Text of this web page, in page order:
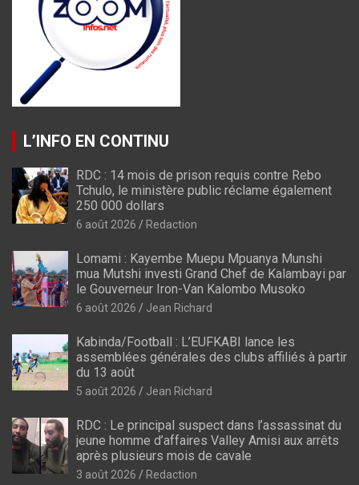
L’INFO EN CONTINU
RDC : 14 mois de prison requis contre Rebo
Tchulo, le ministère public réclame également
250 000 dollars
6 août 2026 Redaction
Lomami : Kayembe Muepu Mpuanya Munshi
mua Mutshi investi Grand Chef de Kalambayi par
le Gouverneur Iron-Van Kalombo Musoko
6 août 2026 Jean Richard
Kabinda/Football : L’EUFKABI lance les
assemblées générales des clubs affiliés à partir
du 13 août
5 août 2026 Jean Richard
RDC : Le principal suspect dans l’assassinat du
jeune homme d’affaires Valley Amisi aux arrêts
après plusieurs mois de cavale
3 août 2026 Redaction